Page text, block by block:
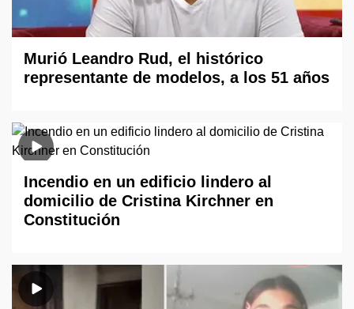
Murió Leandro Rud, el histórico
representante de modelos, a los 51 años
Incendio en un edificio lindero al
domicilio de Cristina Kirchner en
Constitución